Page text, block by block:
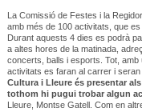
La Comissió de Festes i la
amb més de 100 activitats, que
Durant aquests 4 dies es podrà
a altes hores de la matinada,
concerts, balls i esports. Tot,
activitats es faran al carrer i
Cultura i Lleure és presentar
tothom hi pugui trobar algun
Lleure, Montse Gatell. Com en